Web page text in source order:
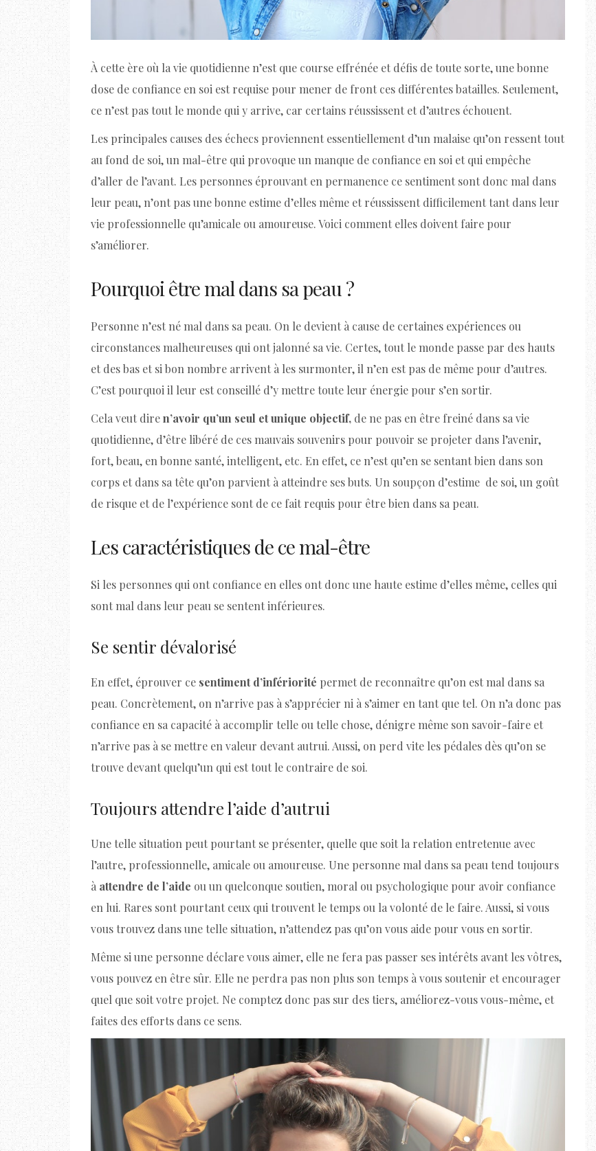
À cette ère où la vie quotidienne n’est que course effrénée et défis de toute sorte, une bonne
dose de confiance en soi est requise pour mener de front ces différentes batailles. Seulement,
ce n’est pas tout le monde qui y arrive, car certains réussissent et d’autres échouent.
Les principales causes des échecs proviennent essentiellement d’un malaise qu’on ressent tout
au fond de soi, un mal-être qui provoque un manque de confiance en soi et qui empêche
d’aller de l’avant. Les personnes éprouvant en permanence ce sentiment sont donc mal dans
leur peau, n’ont pas une bonne estime d’elles même et réussissent difficilement tant dans leur
vie professionnelle qu’amicale ou amoureuse. Voici comment elles doivent faire pour
s’améliorer.
Pourquoi être mal dans sa peau ?
Personne n’est né mal dans sa peau. On le devient à cause de certaines expériences ou
circonstances malheureuses qui ont jalonné sa vie. Certes, tout le monde passe par des hauts
et des bas et si bon nombre arrivent à les surmonter, il n’en est pas de même pour d’autres.
C’est pourquoi il leur est conseillé d’y mettre toute leur énergie pour s’en sortir.
Cela veut diren’avoir qu’un seul et unique objectif, de ne pas en être freiné dans sa vie
quotidienne, d’être libéré de ces mauvais souvenirs pour pouvoir se projeter dans l’avenir,
fort, beau, en bonne santé, intelligent, etc. En effet, ce n’est qu’en se sentant bien dans son
corps et dans sa tête qu’on parvient à atteindre ses buts. Un soupçon d’estime de soi, un goût
de risque et de l’expérience sont de ce fait requis pour être bien dans sa peau.
Les caractéristiques de ce mal-être
Si les personnes qui ont confiance en elles ont donc une haute estime d’elles même, celles qui
sont mal dans leur peau se sentent inférieures.
Se sentir dévalorisé
En effet, éprouver ce sentiment d’infériorité permet de reconnaître qu’on est mal dans sa
peau. Concrètement, on n’arrive pas à s’apprécier ni à s’aimer en tant que tel. On n’a donc pas
confiance en sa capacité à accomplir telle ou telle chose, dénigre même son savoir-faire et
n’arrive pas à se mettre en valeur devant autrui. Aussi, on perd vite les pédales dès qu’on se
trouve devant quelqu’un qui est tout le contraire de soi.
Toujours attendre l’aide d’autrui
Une telle situation peut pourtant se présenter, quelle que soit la relation entretenue avec
l’autre, professionnelle, amicale ou amoureuse. Une personne mal dans sa peau tend toujours
à attendre de l’aide ou un quelconque soutien, moral ou psychologique pour avoir confiance
en lui. Rares sont pourtant ceux qui trouvent le temps ou la volonté de le faire. Aussi, si vous
vous trouvez dans une telle situation, n’attendez pas qu’on vous aide pour vous en sortir.
Même si une personne déclare vous aimer, elle ne fera pas passer ses intérêts avant les vôtres,
vous pouvez en être sûr. Elle ne perdra pas non plus son temps à vous soutenir et encourager
quel que soit votre projet. Ne comptez donc pas sur des tiers, améliorez-vous vous-même, et
faites des efforts dans ce sens.